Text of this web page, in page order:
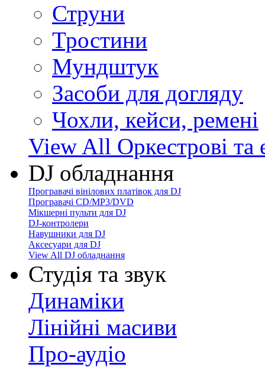
Струни
Тростини
Мундштук
Засоби для догляду
Чохли, кейси, ремені
View All Оркестрові та
DJ обладнання
Програвачі вінілових платівок для DJ
Програвачі CD/MP3/DVD
Мікшерні пульти для DJ
DJ-контролери
Навушники для DJ
Аксесуари для DJ
View All DJ обладнання
Студія та звук
Динаміки
Лінійні масиви
Про-аудіо